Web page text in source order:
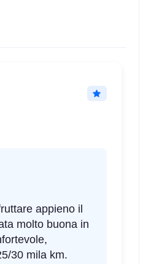
appieno il
molto buona in
30 mila km.